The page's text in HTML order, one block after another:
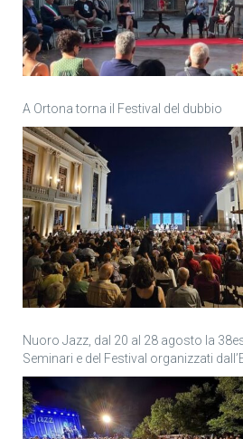
A Ortona torna il Festival del dubbio
Nuoro Jazz, dal 20 al 28 agosto la
Seminari e del Festival organizzati